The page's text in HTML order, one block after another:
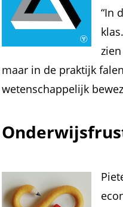
“In
maar in de praktijk
wetenschappelijk